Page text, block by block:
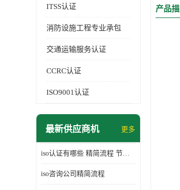
ITSS认证
消防设施工程专业承包
交通运输服务认证
CCRC认证
ISO9001认证
最新供应商机 更多
iso认证有哪些 精简流程 节省企业运营成本
iso咨询公司精简流程
产品